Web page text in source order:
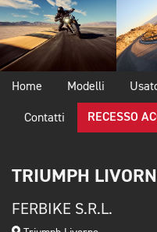
Home Modelli
Contatti RECESSO
TRIUMPH
FERBIKE S.R.L.